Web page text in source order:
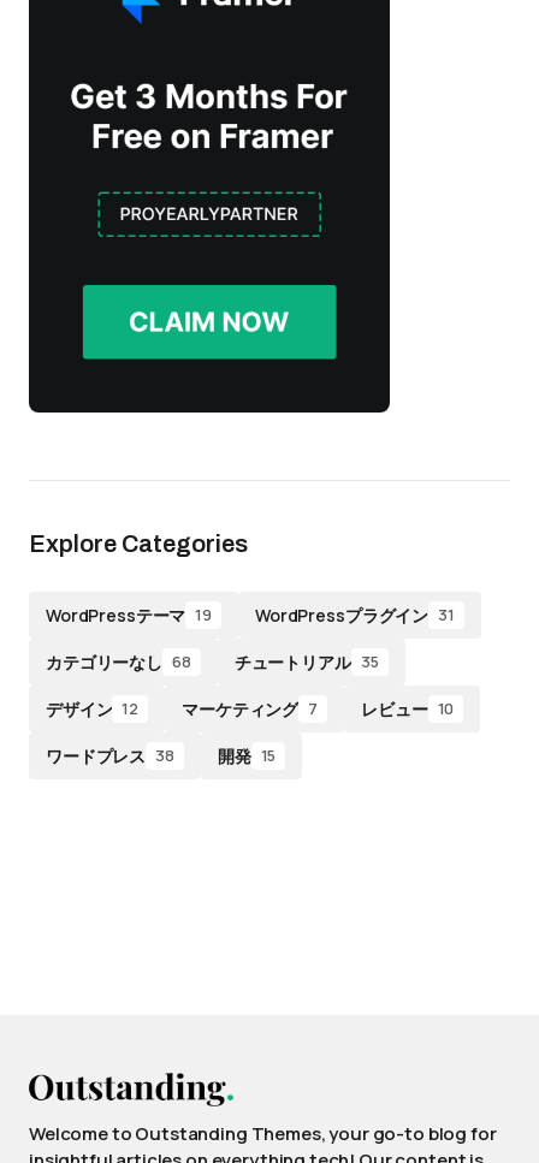
Explore Categories
WordPressテーマ 19 WordPressプラグイン 31
カテゴリーなし 68 チュートリアル 35
デザイン 12 マーケティング 7 レビュー 10
ワードプレス 38 開発 15
Welcome to Outstanding Themes, your go-to blog for